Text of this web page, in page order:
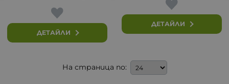
ДЕТАЙЛИ
ДЕТАЙЛИ
На страница по: